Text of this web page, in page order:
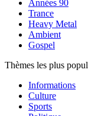
Années 90
Trance
Heavy Metal
Ambient
Gospel
Thèmes les plus
Informations
Culture
Sports